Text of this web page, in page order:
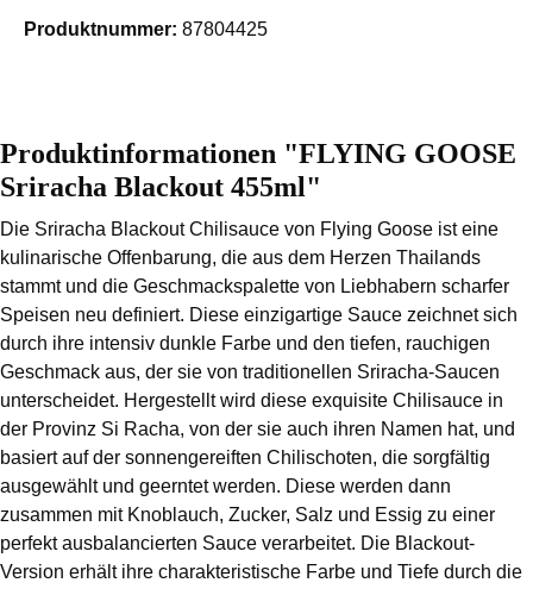
Produktnummer: 87804425
Produktinformationen "FLYING GOOSE
Sriracha Blackout 455ml"
Die Sriracha Blackout Chilisauce von Flying Goose ist eine
kulinarische Offenbarung, die aus dem Herzen Thailands
stammt und die Geschmackspalette von Liebhabern scharfer
Speisen neu definiert. Diese einzigartige Sauce zeichnet sich
durch ihre intensiv dunkle Farbe und den tiefen, rauchigen
Geschmack aus, der sie von traditionellen Sriracha-Saucen
unterscheidet. Hergestellt wird diese exquisite Chilisauce in
der Provinz Si Racha, von der sie auch ihren Namen hat, und
basiert auf der sonnengereiften Chilischoten, die sorgfältig
ausgewählt und geerntet werden. Diese werden dann
zusammen mit Knoblauch, Zucker, Salz und Essig zu einer
perfekt ausbalancierten Sauce verarbeitet. Die Blackout-
Version erhält ihre charakteristische Farbe und Tiefe durch die